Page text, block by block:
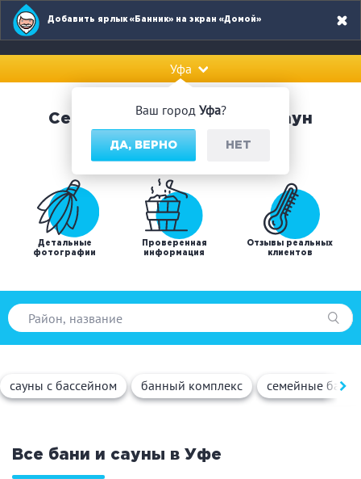
Ваш город Уфа?
ДА, ВЕРНО НЕТ
Уфа
Добавить ярлык «Банник» на экран «Домой»
Сервис по поиску бань и саун
Детальные
фотографии
Проверенная
информация
Отзывы реальных
клиентов
Русская баня
Турецкая баня
На дровах
сауны с бассейном банный комплекс семейные бани
Все бани и сауны в Уфе